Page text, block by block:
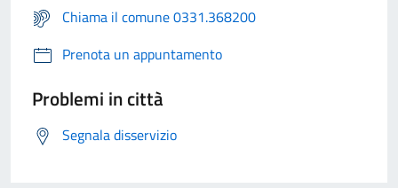
Chiama il comune 0331.368200
Prenota un appuntamento
Problemi in città
Segnala disservizio